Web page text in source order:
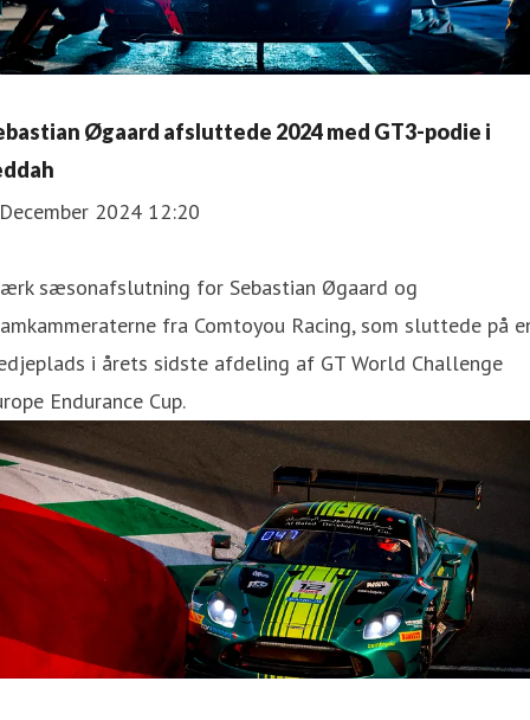
Øgaard afsluttede 2024 med GT3-podie i
2024 12:20
sæsonafslutning for Sebastian Øgaard og
fra Comtoyou Racing, som sluttede på
i årets sidste afdeling af GT World Challenge
Endurance Cup.